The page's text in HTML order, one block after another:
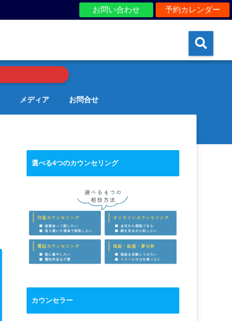
予約カレンダー
お問い合わせ
メディア お問合せ
選べる4つのカウンセリング
カウンセラー